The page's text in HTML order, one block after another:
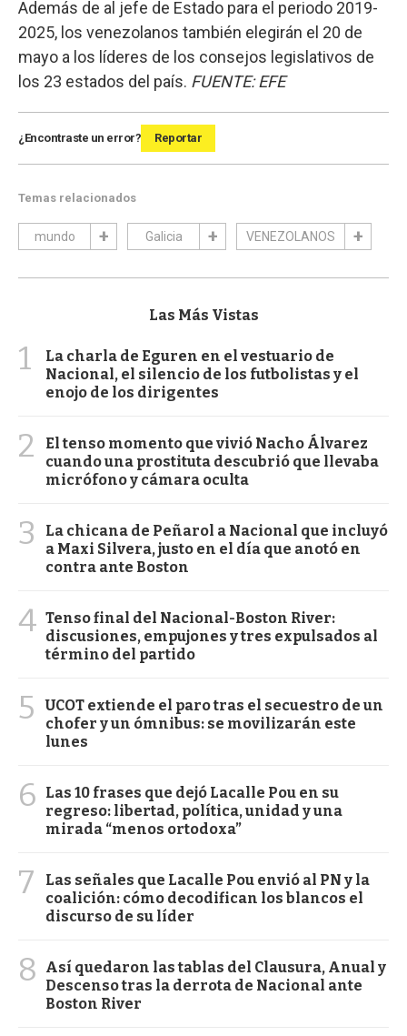
Además de al jefe de Estado para el periodo 2019-
2025, los venezolanos también elegirán el 20 de
mayo a los líderes de los consejos legislativos de
los 23 estados del país. FUENTE: EFE
¿Encontraste un error? Reportar
Temas relacionados
mundo Galicia VENEZOLANOS
Las Más Vistas
1
La charla de Eguren en el vestuario de
Nacional, el silencio de los futbolistas y el
enojo de los dirigentes
2
El tenso momento que vivió Nacho Álvarez
cuando una prostituta descubrió que llevaba
micrófono y cámara oculta
3
La chicana de Peñarol a Nacional que incluyó
a Maxi Silvera, justo en el día que anotó en
contra ante Boston
4 Tenso final del Nacional-Boston River:
discusiones, empujones y tres expulsados al
término del partido
5
UCOT extiende el paro tras el secuestro de un
chofer y un ómnibus: se movilizarán este
lunes
6
Las 10 frases que dejó Lacalle Pou en su
regreso: libertad, política, unidad y una
mirada “menos ortodoxa”
7
Las señales que Lacalle Pou envió al PN y la
coalición: cómo decodifican los blancos el
discurso de su líder
8
Así quedaron las tablas del Clausura, Anual y
Descenso tras la derrota de Nacional ante
Boston River